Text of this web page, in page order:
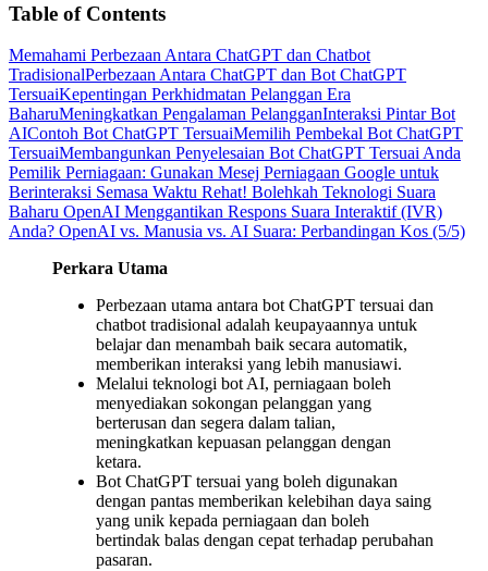
Table of Contents
Memahami Perbezaan Antara ChatGPT dan Chatbot
TradisionalPerbezaan Antara ChatGPT dan Bot ChatGPT
TersuaiKepentingan Perkhidmatan Pelanggan Era
BaharuMeningkatkan Pengalaman PelangganInteraksi Pintar Bot
AIContoh Bot ChatGPT TersuaiMemilih Pembekal Bot ChatGPT
TersuaiMembangunkan Penyelesaian Bot ChatGPT Tersuai Anda
Pemilik Perniagaan: Gunakan Mesej Perniagaan Google untuk
Berinteraksi Semasa Waktu Rehat! Bolehkah Teknologi Suara
Baharu OpenAI Menggantikan Respons Suara Interaktif (IVR)
Anda? OpenAI vs. Manusia vs. AI Suara: Perbandingan Kos (5/5)
Perkara Utama
Perbezaan utama antara bot ChatGPT tersuai dan
chatbot tradisional adalah keupayaannya untuk
belajar dan menambah baik secara automatik,
memberikan interaksi yang lebih manusiawi.
Melalui teknologi bot AI, perniagaan boleh
menyediakan sokongan pelanggan yang
berterusan dan segera dalam talian,
meningkatkan kepuasan pelanggan dengan
ketara.
Bot ChatGPT tersuai yang boleh digunakan
dengan pantas memberikan kelebihan daya saing
yang unik kepada perniagaan dan boleh
bertindak balas dengan cepat terhadap perubahan
pasaran.